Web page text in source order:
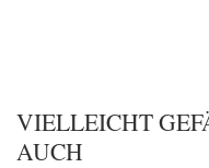
VIELLEICHT
AUCH